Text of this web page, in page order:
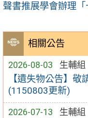
相關公告
2026-08-03 生輔組
【遺失物公告】
(1150803更新)
2026-07-13 生輔組
聲書推展學會辦理